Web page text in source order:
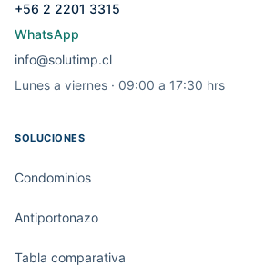
+56 2 2201 3315
WhatsApp
info@solutimp.cl
Lunes a viernes · 09:00 a 17:30 hrs
SOLUCIONES
Condominios
Antiportonazo
Tabla comparativa